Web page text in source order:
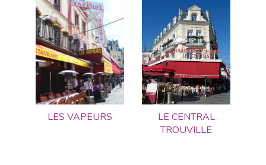
LES VAPEURS
LE CENTRAL
TROUVILLE